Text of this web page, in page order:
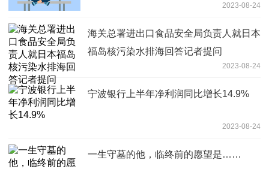
2023-08-24
海关总署进出口食品安全局负责人就日本
福岛核污染水排海回答记者提问
2023-08-24
宁波银行上半年净利润同比增长14.9%
2023-08-24
一生守墓的他，临终前的愿望是……